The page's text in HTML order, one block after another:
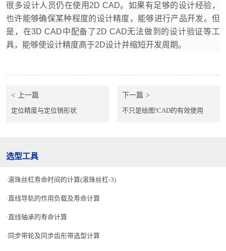
很多设计人员仍在使用2D CAD。如果有足够的设计经验，
也许能够确保某种程度的设计精度，能够进行产品开发。但
是，在3D CAD中配备了2D CAD无法做到的设计验证等工
具，能够使设计精度高于2D设计并缩短开发周期。
上一篇
定位精度与定位销形状
下一篇
不只是绘图!CAD的有效使用
选型工具
滚珠丝杠寿命时间的计算(滚珠丝杠-3)
直线导轨的作用负载及寿命计算
直线轴承的寿命计算
同步带轮及同步齿形带选型计算